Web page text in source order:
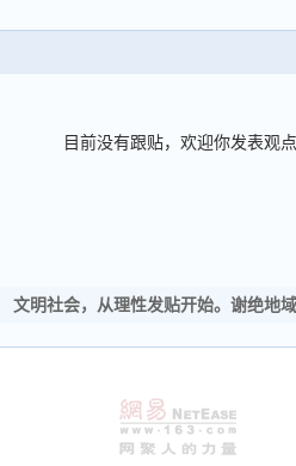
目前没有跟贴，欢迎你发表观点
文明社会，从理性发贴开始。谢绝地